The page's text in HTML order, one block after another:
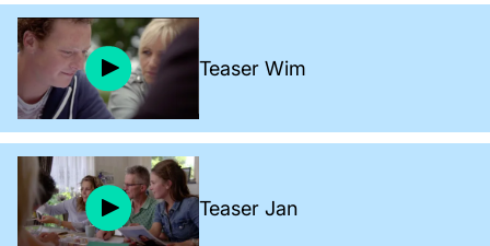
Teaser Wim
Teaser Jan